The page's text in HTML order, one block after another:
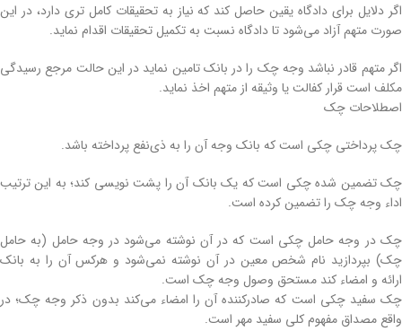
اگر دلایل برای دادگاه یقین حاصل کند که نیاز به تحقیقات کامل تری دارد، در این
صورت متهم آزاد می‌شود تا دادگاه نسبت به تکمیل تحقیقات اقدام نماید.
اگر متهم قادر نباشد وجه چک را در بانک تامین نماید در این حالت مرجع رسیدگی
مکلف است قرار کفالت یا وثیقه از متهم اخذ نماید.
اصطلاحات چک
چک پرداختی چکی است که بانک وجه آن را به ذی‌نفع پرداخته باشد.
چک تضمین شده چکی است که یک بانک آن را پشت نویسی کند؛ به این ترتیب
اداء وجه چک را تضمین کرده‌ است.
چک در وجه حامل چکی است که در آن نوشته می‌شود در وجه حامل (به حامل
چک) بپردازید نام شخص معین در آن نوشته نمی‌شود و هرکس آن را به بانک
ارائه و امضاء کند مستحق وصول وجه چک است.
چک سفید چکی است که صادرکننده آن را امضاء می‌کند بدون ذکر وجه چک؛ در
واقع مصداق مفهوم کلی سفید مهر است.